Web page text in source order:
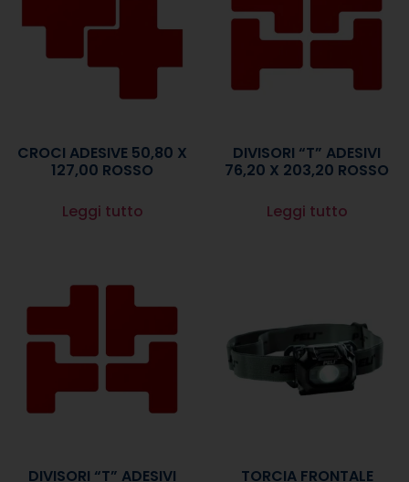
CROCI ADESIVE 50,80 X
127,00 ROSSO
Leggi tutto
DIVISORI “T” ADESIVI
76,20 X 203,20 ROSSO
Leggi tutto
DIVISORI “T” ADESIVI TORCIA FRONTALE